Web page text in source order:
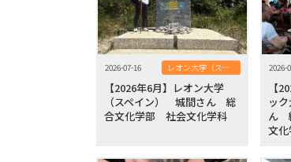
2026-07-16 レオン大学（スペイン）
【2026年6月】レオン大学
（スペイン） 城間さん 総
合文化学部 社会文化学科
2026-
【
ッ
ん
文